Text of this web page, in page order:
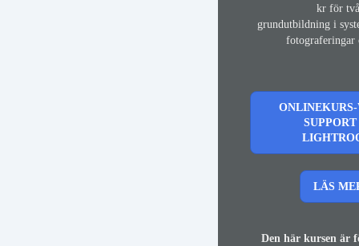
kr för
grundutbildning i
fotograferingar
LÄS
Den här kursen är